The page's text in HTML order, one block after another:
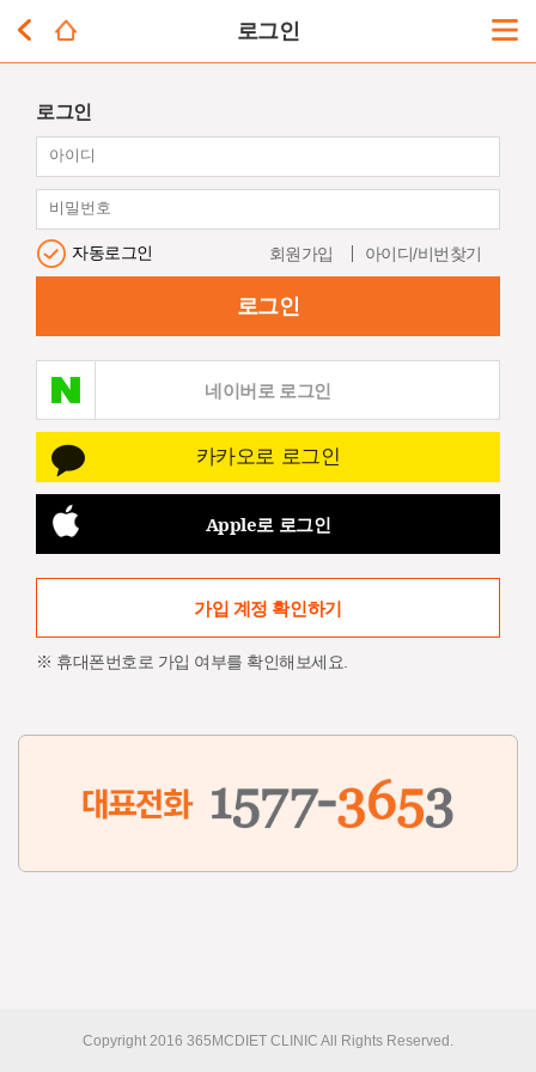
로그인
로그인
자동로그인 회원가입 아이디/비번찾기
로그인
네이버로 로그인
카카오로 로그인
Apple로 로그인
가입 계정 확인하기
※ 휴대폰번호로 가입 여부를 확인해보세요.
Copyright 2016 365MCDIET CLINIC All Rights Reserved.